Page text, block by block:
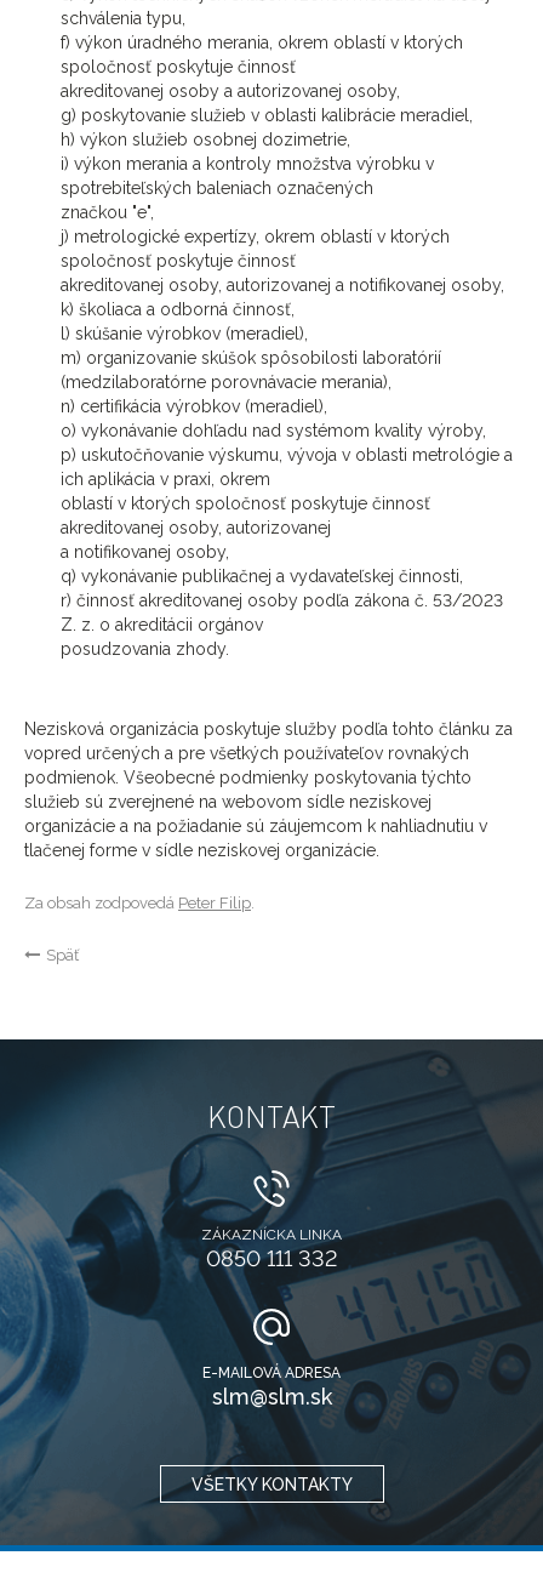
schválenia typu,
f) výkon úradného merania, okrem oblastí v ktorých
spoločnosť poskytuje činnosť
akreditovanej osoby a autorizovanej osoby,
g) poskytovanie služieb v oblasti kalibrácie meradiel,
h) výkon služieb osobnej dozimetrie,
i) výkon merania a kontroly množstva výrobku v
spotrebiteľských baleniach označených
značkou "e",
j) metrologické expertízy, okrem oblastí v ktorých
spoločnosť poskytuje činnosť
akreditovanej osoby, autorizovanej a notifikovanej osoby,
k) školiaca a odborná činnosť,
l) skúšanie výrobkov (meradiel),
m) organizovanie skúšok spôsobilosti laboratórií
(medzilaboratórne porovnávacie merania),
n) certifikácia výrobkov (meradiel),
o) vykonávanie dohľadu nad systémom kvality výroby,
p) uskutočňovanie výskumu, vývoja v oblasti metrológie a
ich aplikácia v praxi, okrem
oblastí v ktorých spoločnosť poskytuje činnosť
akreditovanej osoby, autorizovanej
a notifikovanej osoby,
q) vykonávanie publikačnej a vydavateľskej činnosti,
r) činnosť akreditovanej osoby podľa zákona č. 53/2023
Z. z. o akreditácii orgánov
posudzovania zhody.
Nezisková organizácia poskytuje služby podľa tohto článku za
vopred určených a pre všetkých používateľov rovnakých
podmienok. Všeobecné podmienky poskytovania týchto
služieb sú zverejnené na webovom sídle neziskovej
organizácie a na požiadanie sú záujemcom k nahliadnutiu v
tlačenej forme v sídle neziskovej organizácie.
Za obsah zodpovedá Peter Filip
Späť
KONTAKT
ZÁKAZNÍCKA LINKA
0850 111 332
E-MAILOVÁ ADRESA
slm@slm.sk
VŠETKY KONTAKTY